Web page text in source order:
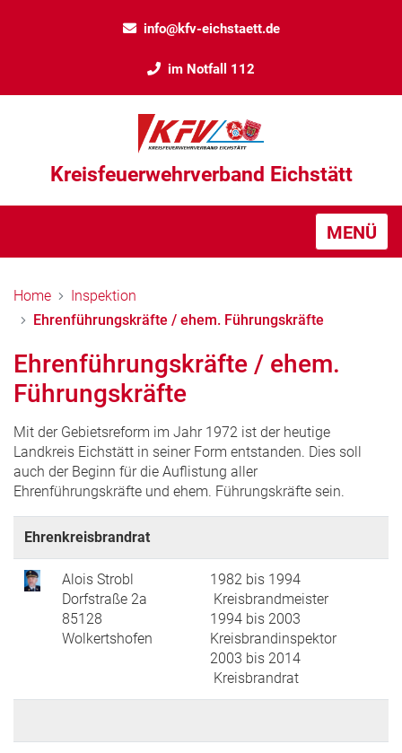
info@kfv-eichstaett.de
im Notfall 112
Kreisfeuerwehrverband Eichstätt
MENÜ
Home
Inspektion
Ehrenführungskräfte / ehem. Führungskräfte
Ehrenführungskräfte / ehem.
Führungskräfte
Mit der Gebietsreform im Jahr 1972 ist der heutige
Landkreis Eichstätt in seiner Form entstanden. Dies soll
auch der Beginn für die Auflistung aller
Ehrenführungskräfte und ehem. Führungskräfte sein.
Ehrenkreisbrandrat
Alois Strobl
Dorfstraße 2a
85128
Wolkertshofen
1982 bis 1994
Kreisbrandmeister
1994 bis 2003
Kreisbrandinspektor
2003 bis 2014
Kreisbrandrat